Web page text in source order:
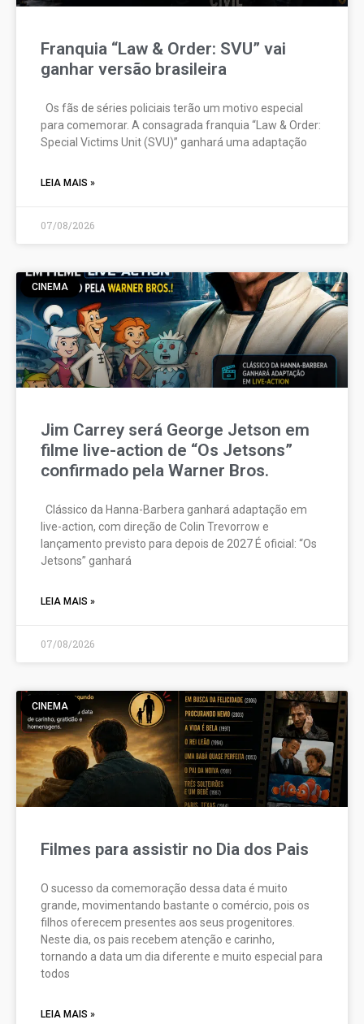
Franquia “Law & Order: SVU” vai
ganhar versão brasileira
Os fãs de séries policiais terão um motivo especial
para comemorar. A consagrada franquia “Law & Order:
Special Victims Unit (SVU)” ganhará uma adaptação
LEIA MAIS »
07/08/2026
CINEMA
Jim Carrey será George Jetson em
filme live-action de “Os Jetsons”
confirmado pela Warner Bros.
Clássico da Hanna-Barbera ganhará adaptação em
live-action, com direção de Colin Trevorrow e
lançamento previsto para depois de 2027 É oficial: “Os
Jetsons” ganhará
LEIA MAIS »
07/08/2026
CINEMA
Filmes para assistir no Dia dos Pais
O sucesso da comemoração dessa data é muito
grande, movimentando bastante o comércio, pois os
filhos oferecem presentes aos seus progenitores.
Neste dia, os pais recebem atenção e carinho,
tornando a data um dia diferente e muito especial para
todos
LEIA MAIS »